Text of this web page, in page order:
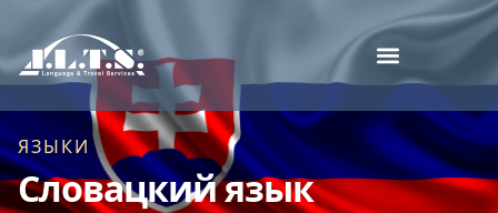
ЯЗЫКИ
Словацкий язык